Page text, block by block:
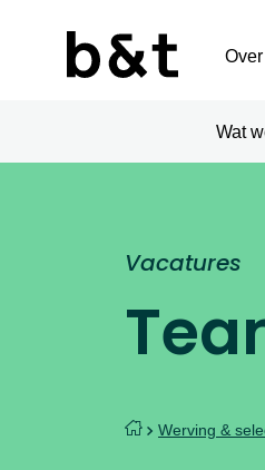
Wat
Vacatures
Werving &